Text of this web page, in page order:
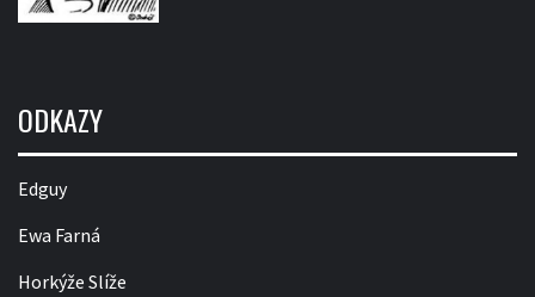
ODKAZY
Edguy
Ewa Farná
Horkýže Slíže